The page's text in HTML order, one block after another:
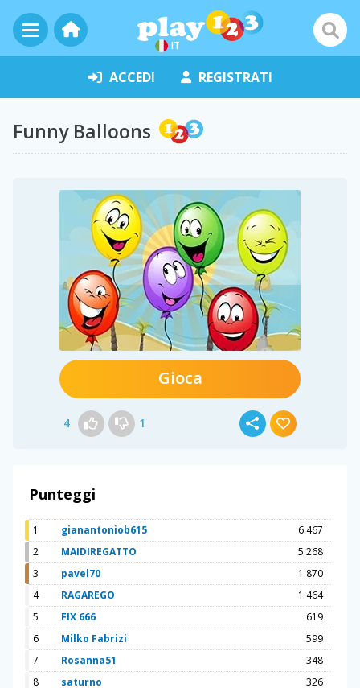
IT
ACCEDI REGISTRATI
Funny Balloons
Gioca
4 1
Punteggi
1 gianantoniob615
6.467
2
MAIDIREGATTO
5.268
3
pavel70
1.870
4
RAGAREGO
1.464
5
FIX 666
619
6
Milko Fabrizi
599
7
Rosanna51
348
8
saturno
326